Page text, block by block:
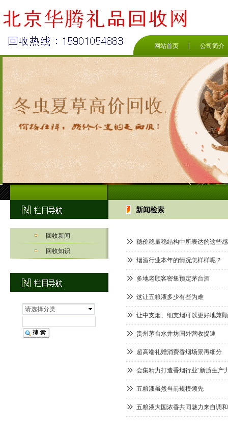
网站首页 公司简介
稳价稳量稳结构中所表达的这些
烟酒行业本年的情况怎样样呢？
多地老顾客密集预定茅台酒
这让五粮液多少有些为难
让中支烟、细支烟可以更好地兼
贵州茅台水井坊国外营收提速
超高端礼赠消费香烟场景再细分
会集精力打造香烟行业“新质生产
五粮液虽然当前规模领先
五粮液大国浓香共同魅力来自调
回收新闻
回收知识
请选择分类
新闻检索